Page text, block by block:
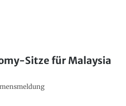
Sitze für Malaysia